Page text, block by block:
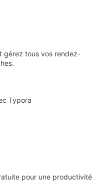
gérez tous vos rendez-
Typora
pour une productivité